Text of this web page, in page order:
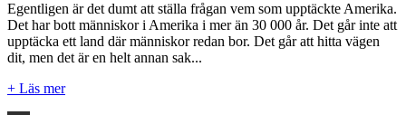
Egentligen är det dumt att ställa frågan vem som upptäckte Amerika.
Det har bott människor i Amerika i mer än 30 000 år. Det går inte att
upptäcka ett land där människor redan bor. Det går att hitta vägen
dit, men det är en helt annan sak...
+ Läs mer